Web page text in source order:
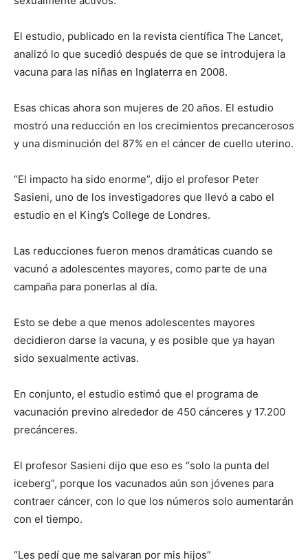
El estudio, publicado en la revista científica The Lancet,
analizó lo que sucedió después de que se introdujera la
vacuna para las niñas en Inglaterra en 2008.
Esas chicas ahora son mujeres de 20 años. El estudio
mostró una reducción en los crecimientos precancerosos
y una disminución del 87% en el cáncer de cuello uterino.
“El impacto ha sido enorme”, dijo el profesor Peter
Sasieni, uno de los investigadores que llevó a cabo el
estudio en el King’s College de Londres.
Las reducciones fueron menos dramáticas cuando se
vacunó a adolescentes mayores, como parte de una
campaña para ponerlas al día.
Esto se debe a que menos adolescentes mayores
decidieron darse la vacuna, y es posible que ya hayan
sido sexualmente activas.
En conjunto, el estudio estimó que el programa de
vacunación previno alrededor de 450 cánceres y 17.200
precánceres.
El profesor Sasieni dijo que eso es “solo la punta del
iceberg”, porque los vacunados aún son jóvenes para
contraer cáncer, con lo que los números solo aumentarán
con el tiempo.
“Les pedí que me salvaran por mis hijos”